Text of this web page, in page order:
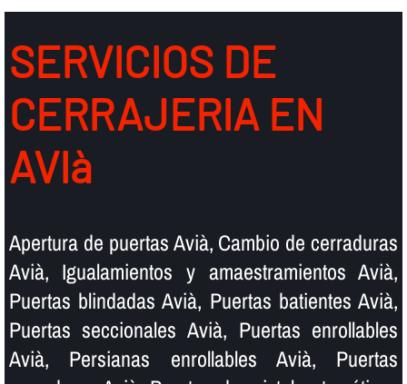
SERVICIOS DE
CERRAJERIA EN
AVIà
Apertura de puertas Avià, Cambio de cerraduras
Avià, Igualamientos y amaestramientos Avià,
Puertas blindadas Avià, Puertas batientes Avià,
Puertas seccionales Avià, Puertas enrollables
Avià, Persianas enrollables Avià, Puertas